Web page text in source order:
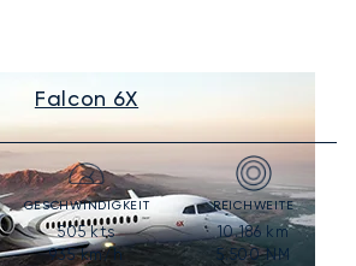
Falcon 6X
GESCHWINDIGKEIT
505kts
935km/h
REICHWEITE
10.186 km
5.500NM